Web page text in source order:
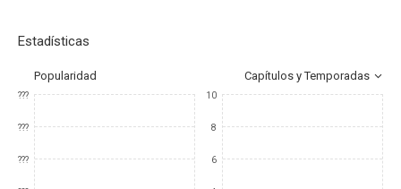
Estadísticas
Popularidad Capítulos y Temporadas
???
???
???
10
8
6